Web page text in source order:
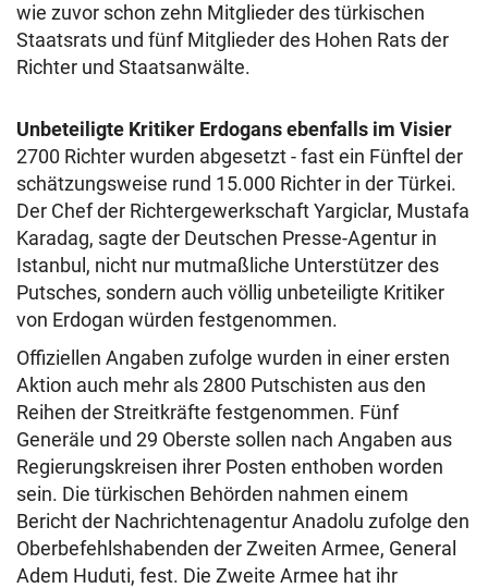
wie zuvor schon zehn Mitglieder des türkischen
Staatsrats und fünf Mitglieder des Hohen Rats der
Richter und Staatsanwälte.
Unbeteiligte Kritiker Erdogans ebenfalls im Visier
2700 Richter wurden abgesetzt - fast ein Fünftel der
schätzungsweise rund 15.000 Richter in der Türkei.
Der Chef der Richtergewerkschaft Yargiclar, Mustafa
Karadag, sagte der Deutschen Presse-Agentur in
Istanbul, nicht nur mutmaßliche Unterstützer des
Putsches, sondern auch völlig unbeteiligte Kritiker
von Erdogan würden festgenommen.
Offiziellen Angaben zufolge wurden in einer ersten
Aktion auch mehr als 2800 Putschisten aus den
Reihen der Streitkräfte festgenommen. Fünf
Generäle und 29 Oberste sollen nach Angaben aus
Regierungskreisen ihrer Posten enthoben worden
sein. Die türkischen Behörden nahmen einem
Bericht der Nachrichtenagentur Anadolu zufolge den
Oberbefehlshabenden der Zweiten Armee, General
Adem Huduti, fest. Die Zweite Armee hat ihr